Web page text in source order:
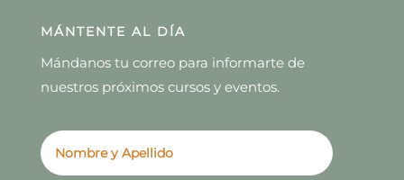
MÁNTENTE AL DÍA
Mándanos tu correo para informarte de
nuestros próximos cursos y eventos.